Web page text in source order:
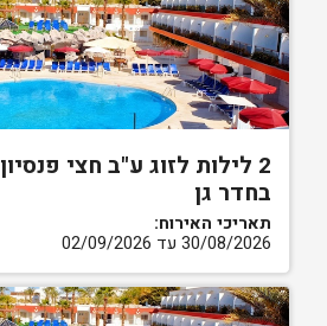
2 לילות לזוג ע"ב חצי פנסיון
בחדר גן
תאריכי האירוח:
30/08/2026 עד 02/09/2026